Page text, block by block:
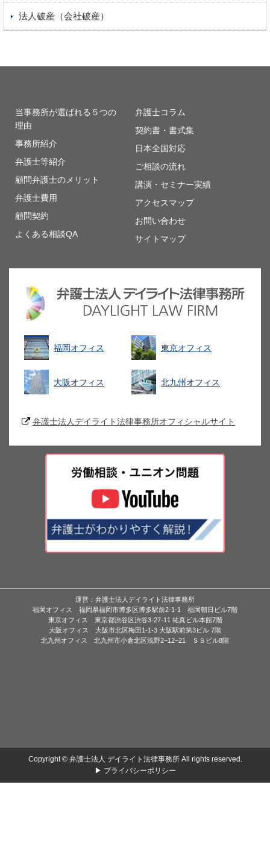
法人破産（会社破産）
当事務所が選ばれる５つの
理由
事務所紹介
弁護士等紹介
顧問弁護士のメリット
弁護士費用
顧問契約
よくある相談QA
弁護士コラム
契約書・書式集
日本全国対応
ご相談の流れ
講演・セミナー実績
アクセスマップ
お問い合わせ
サイトマップ
福岡オフィス 東京オフィス
大阪オフィス 北九州オフィス
弁護士法人デイライト法律事務所オフィシャルサイト
運営：弁護士法人デイライト法律事務所
福岡オフィス 福岡県福岡市博多区博多駅前2-1-1 福岡朝日ビル7階
東京オフィス 東京都渋谷区渋谷3-27-11 祐真ビル本館7階
大阪オフィス 大阪市北区梅田1-1-3 大阪駅前第3ビル 7階
北九州オフィス 北九州市小倉北区浅野2−12−21 ＳＳビル8階
Copyright © 弁護士法人 デイライト法律事務所 All rights reserved.
▶ プライバシーポリシー